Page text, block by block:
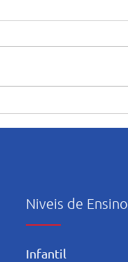
Niveis de Ensino
Infantil